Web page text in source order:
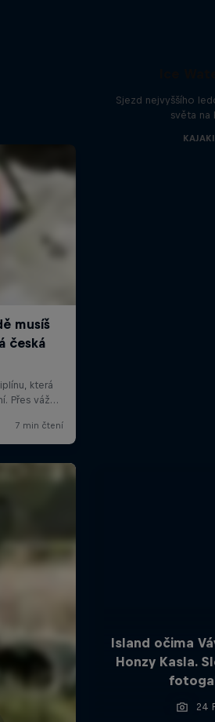
Sjezd nejvyššího
světa na
Island očima
Honzy Kasla.
24